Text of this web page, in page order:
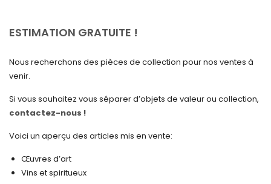
avril 2025
février 2025
décembre 2024
novembre 2024
octobre 2024
septembre 2024
ESTIMATION GRATUITE !
Nous recherchons des pièces de collection pour nos ventes à
venir.
Si vous souhaitez vous séparer d’objets de valeur ou collection,
contactez-nous !
Voici un aperçu des articles mis en vente:
Œuvres d’art
Vins et spiritueux